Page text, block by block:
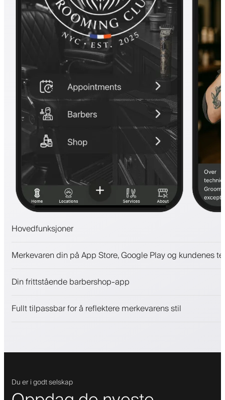
Hovedfunksjoner
Betalinger, sikkerhetsdepositum
Engasjer kunder med et lojalitetsprogram
Merkevaren din på App Store, Google Play og kundenes
Din frittstående barbershop-app
Fullt tilpassbar for å reflektere merkevarens stil
Du er i godt selskap